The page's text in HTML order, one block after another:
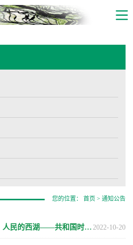
您的位置： 首页 > 通知公告
2022-10-20
【讲座预告】何其亮：人民的西湖——共和国时代的自然、景观与能动性